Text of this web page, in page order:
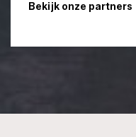
Bekijk onze partners